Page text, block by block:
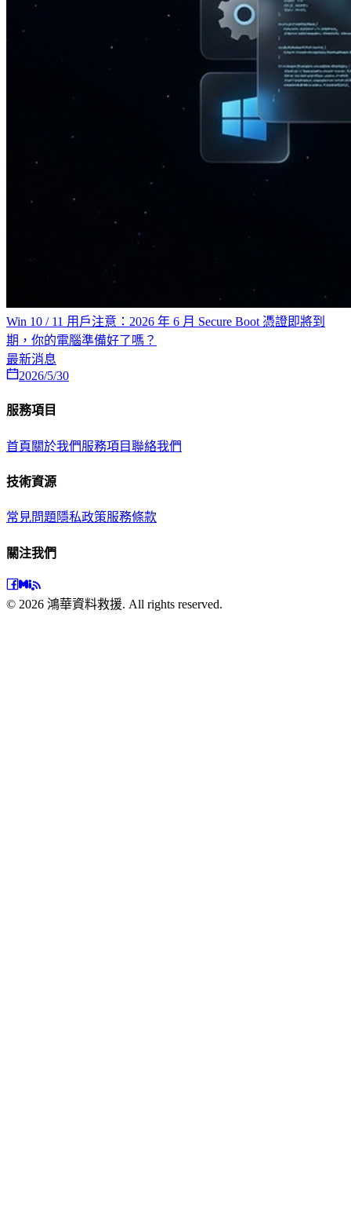
Win 10 / 11 用戶注意：2026 年 6 月 Secure Boot 憑證即將到
期，你的電腦準備好了嗎？
最新消息
2026/5/30
服務項目
首頁 關於我們服務項目聯絡我們
技術資源
常見問題隱私政策服務條款
關注我們
© 2026 鴻華資料救援. All rights reserved.